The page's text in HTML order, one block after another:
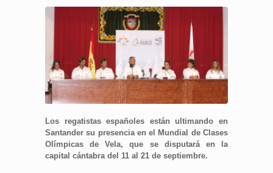
Los regatistas españoles están ultimando en
Santander su presencia en el Mundial de Clases
Olímpicas de Vela, que se disputará en la
capital cántabra del 11 al 21 de septiembre.